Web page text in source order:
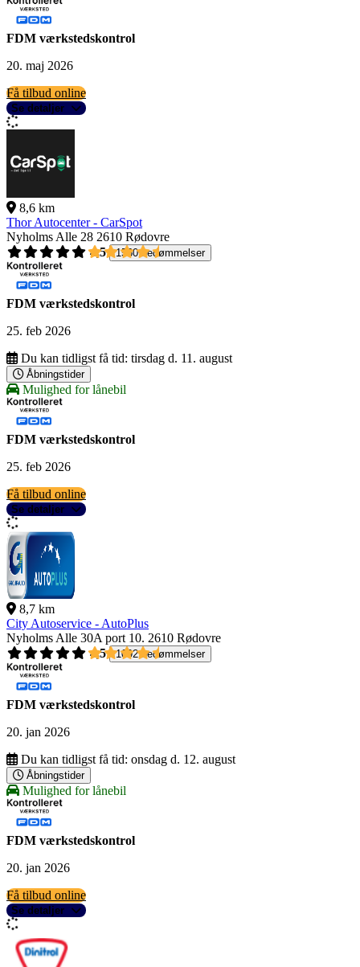
FDM værkstedskontrol
20. maj 2026
Få tilbud online
Se detaljer
8,6 km
Thor Autocenter - CarSpot
Nyholms Alle 28 2610 Rødovre
4,5
1560 bedømmelser
FDM værkstedskontrol
25. feb 2026
Du kan tidligst få tid: tirsdag d. 11. august
Åbningstider
Mulighed for lånebil
FDM værkstedskontrol
25. feb 2026
Få tilbud online
Se detaljer
8,7 km
City Autoservice - AutoPlus
Nyholms Alle 30A port 10. 2610 Rødovre
4,5
1092 bedømmelser
FDM værkstedskontrol
20. jan 2026
Du kan tidligst få tid: onsdag d. 12. august
Åbningstider
Mulighed for lånebil
FDM værkstedskontrol
20. jan 2026
Få tilbud online
Se detaljer